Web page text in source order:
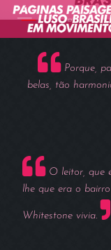
Skip
to
content
Porque,
belas, tão
O leitor, que
lhe que era o
Whitestone vivia.